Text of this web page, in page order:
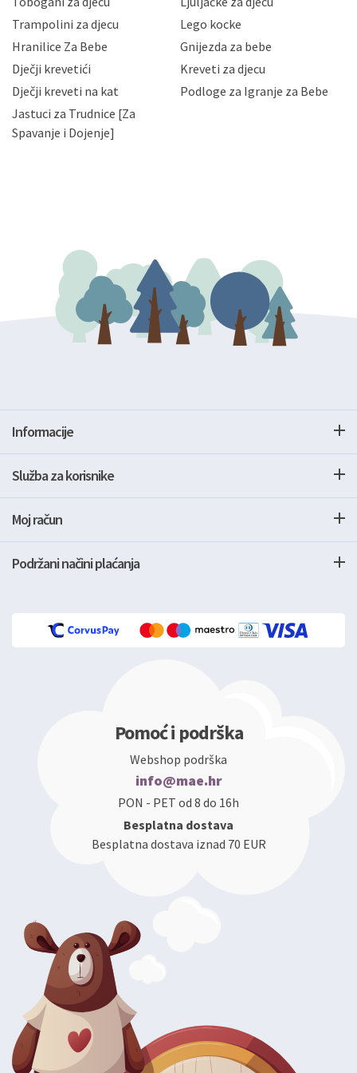
priopćavanje osobnih podataka samo onim svojim
zaposlenicima kojima su isti potrebni radi provedbe
slučajevima koji su dozvoljeni zakonima. Napominjemo
da možete u svako doba, u potpunosti ili djelomice,
zatražiti prestanak aktivnosti obrade Vaših osobnih
podataka. Opoziv privole možete podnijeti poštom na
gore navedenu adresu ili e-mailom na adresu:
Trampolini za djecu
Lego kocke
Hranilice Za Bebe
Gnijezda za bebe
Dječji krevetići
Kreveti za djecu
Dječji kreveti na kat
Podloge za Igranje za Bebe
Jastuci za Trudnice [Za
Spavanje i Dojenje]
Informacije
Služba za korisnike
Moj račun
Podržani načini plaćanja
Pomoć i podrška
Webshop podrška
info@mae.hr
PON - PET od 8 do 16h
Besplatna dostava
Besplatna dostava iznad 70 EUR